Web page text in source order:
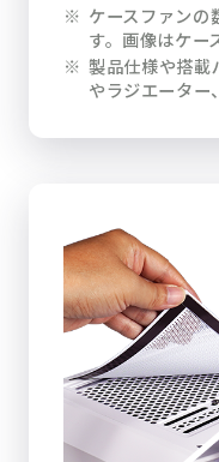
※ ケースファンの
す。画像はケー
※ 製品仕様や搭載
やラジエーター